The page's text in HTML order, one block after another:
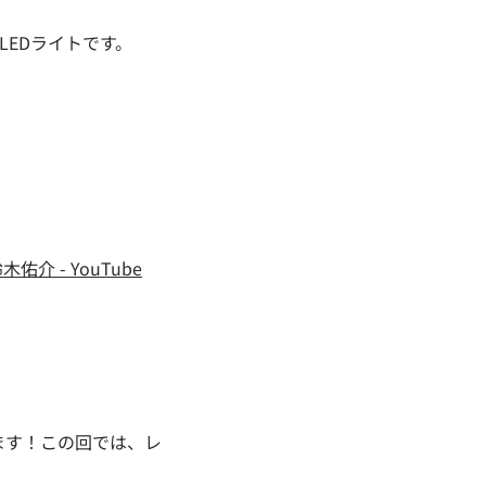
ライトです。
佑介 - YouTube
！この回では、レ